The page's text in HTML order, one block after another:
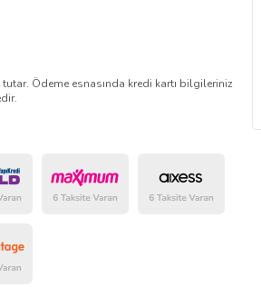
Ödeme esnasında kredi kartı bilgileriniz